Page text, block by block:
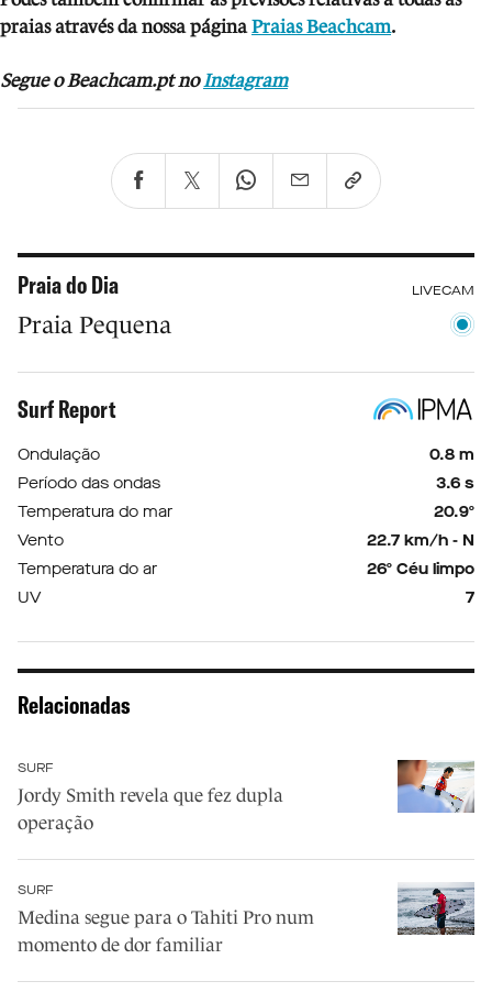
praias através da nossa páginaPraias Beachcam.
Segue o Beachcam.pt no Instagram
Praia do Dia LIVECAM
Praia Pequena
Surf Report
Ondulação
0.8 m
Período das ondas
3.6 s
Temperatura do mar
20.9º
Vento
22.7 km/h - N
Temperatura do ar
26º Céu limpo
UV
7
Relacionadas
SURF
Jordy Smith revela que fez dupla
operação
SURF
Medina segue para o Tahiti Pro num
momento de dor familiar